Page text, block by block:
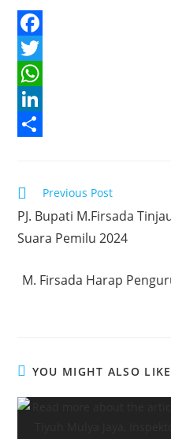
F
a
c
e
o
k
T
w
e
r
W
h
s
A
p
L
k
e
a
r
Read
articles
Previous Post
PJ. Bupati M.Firsada
Suara Pemilu 2024
M. Firsada Harap
YOU MIGHT ALSO LIKE